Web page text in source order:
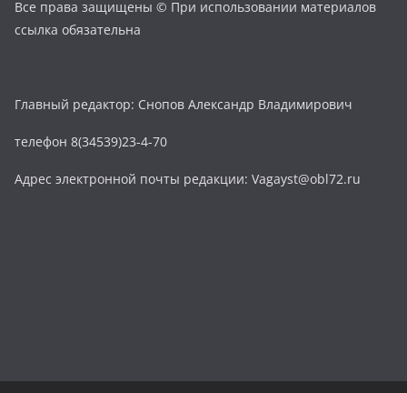
Все права защищены © При использовании материалов
ссылка обязательна
Главный редактор: Снопов Александр Владимирович
телефон 8(34539)23-4-70
Адрес электронной почты редакции: Vagayst@obl72.ru